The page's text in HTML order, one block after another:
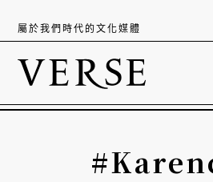
屬於我們時代的文化媒體